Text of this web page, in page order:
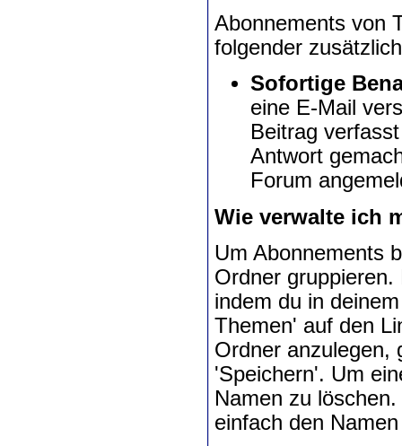
Abonnements von
folgender
Sofortige
eine E-Mail
Beitrag
Antwort
Forum
Wie verwalte ich
Um Abonnements
Ordner
indem du in
Themen' auf den
Ordner anzulegen,
'Speichern'. Um
Namen zu
einfach den